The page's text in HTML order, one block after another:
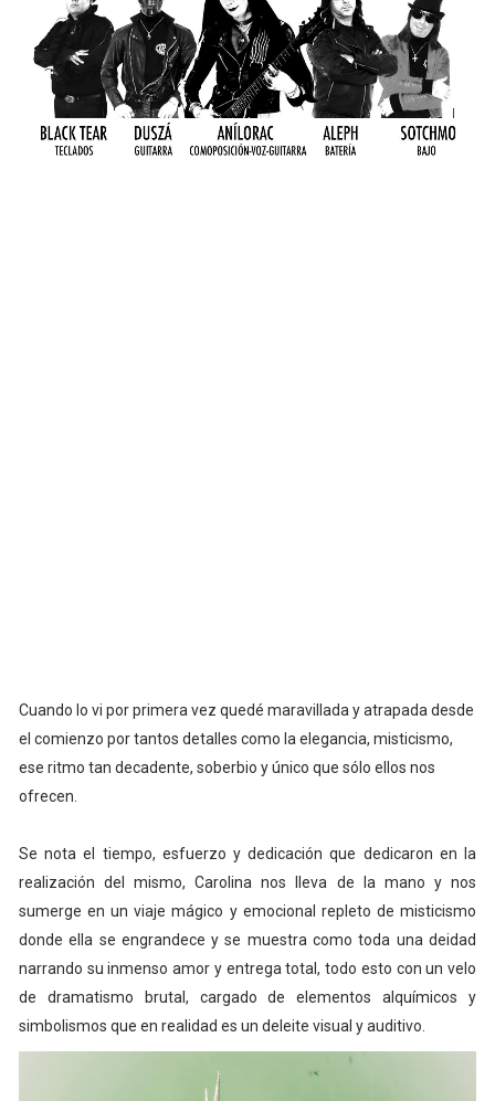
Cuando lo vi por primera vez quedé maravillada y atrapada desde
el comienzo por tantos detalles como la elegancia, misticismo,
ese ritmo tan decadente, soberbio y único que sólo ellos nos
ofrecen.
Se nota el tiempo, esfuerzo y dedicación que dedicaron en la
realización del mismo, Carolina nos lleva de la mano y nos
sumerge en un viaje mágico y emocional repleto de misticismo
donde ella se engrandece y se muestra como toda una deidad
narrando su inmenso amor y entrega total, todo esto con un velo
de dramatismo brutal, cargado de elementos alquímicos y
simbolismos que en realidad es un deleite visual y auditivo.